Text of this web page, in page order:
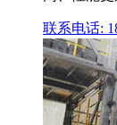
联系电话: